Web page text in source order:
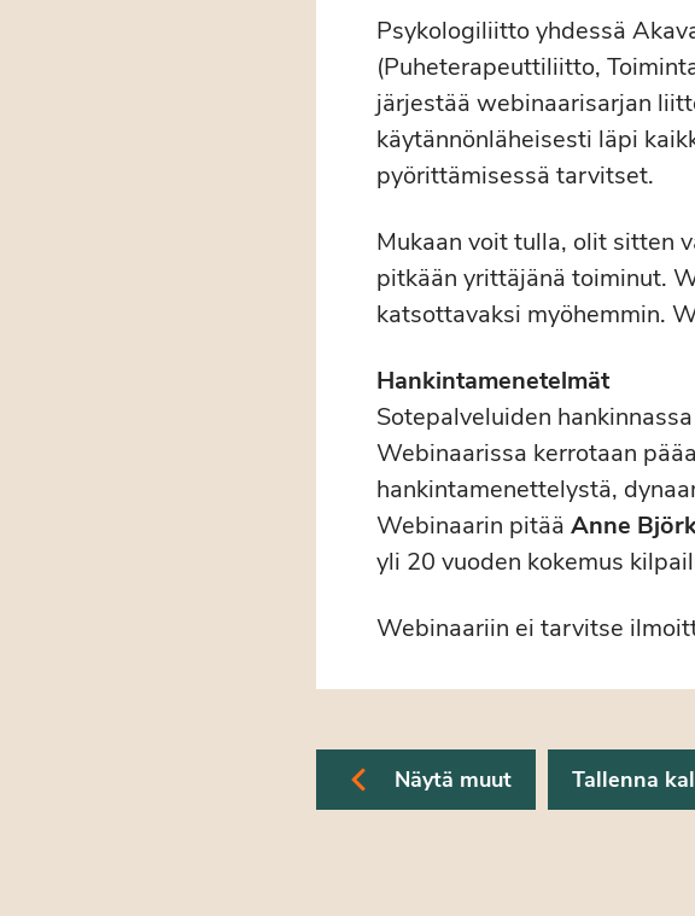
Psykologiliitto yhdessä
(Puheterapeuttiliitto,
järjestää webinaarisarjan
käytännönläheisesti läpi
pyörittämisessä tarvitset.
Mukaan voit tulla, olit sitten
pitkään yrittäjänä toiminut.
katsottavaksi myöhemmin.
Hankintamenetelmät
Sotepalveluiden
Webinaarissa kerrotaan
hankintamenettelystä,
Webinaarin pitää Anne
yli 20 vuoden kokemus
Webinaariin ei tarvitse
Näytä muut